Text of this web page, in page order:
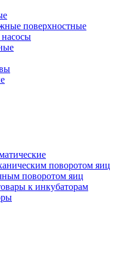
поверхностные
поворотом яиц
поворотом яиц
к инкубаторам